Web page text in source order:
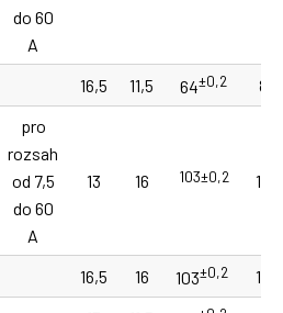
do 60
A
16,5 11,5 64±0,2 85
pro
rozsah
od 7,5
do 60
A
13 16 103±0,2 105
16,5 16 103±0,2
150